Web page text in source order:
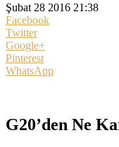
Şubat 28 2016 21:38
Facebook
Twitter
Google+
Pinterest
WhatsApp
G20’den Ne